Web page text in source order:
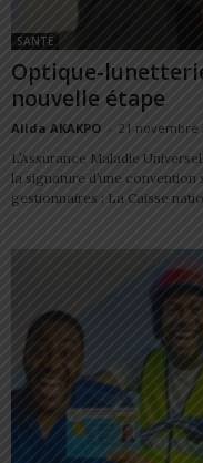
SANTÉ
Optique-
nouvelle étape
Alida AKAKPO - 21 novembre
L’Assurance Maladie
la signature d’une
gestionnaires : La Caisse